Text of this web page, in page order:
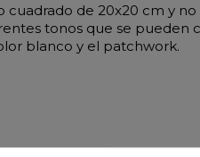
de 20x20 cm y
tonos que se
blanco y el patchwork.